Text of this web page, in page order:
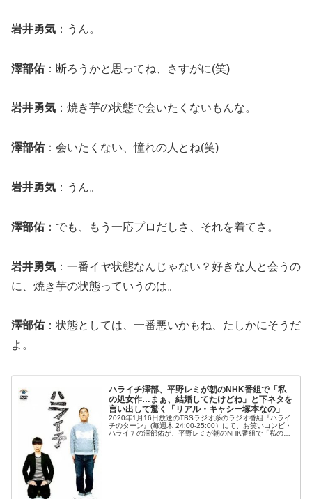
岩井勇気 ：うん。
澤部佑 ：断ろうかと思ってね、さすがに(笑)
岩井勇気 ：焼き芋の状態で会いたくないもんな。
澤部佑 ：会いたくない、憧れの人とね(笑)
岩井勇気 ：うん。
澤部佑 ：でも、もう一応プロだしさ、それを着てさ。
岩井勇気 ：一番イヤ状態なんじゃない？好きな人と会うの
に、焼き芋の状態っていうのは。
澤部佑 ：状態としては、一番悪いかもね、たしかにそうだ
よ。
ハライチ澤部、平野レミが朝のNHK番組で「私
の処女作…まぁ、結婚してたけどね」と下ネタを
言い出して驚く「リアル・キャシー塚本なの」
2020年1月16日放送のTBSラジオ系のラジオ番組『ハライ
チのターン』(毎週木 24:00-25:00）にて、お笑いコンビ・
ハライチの澤部佑が、平野レミが朝のNHK番組で「私の処